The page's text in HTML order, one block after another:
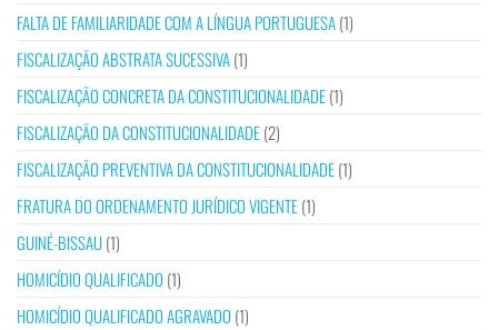
FALTA DE FAMILIARIDADE COM A LÍNGUA PORTUGUESA(1)
FISCALIZAÇÃO ABSTRATA SUCESSIVA(1)
FISCALIZAÇÃO CONCRETA DA CONSTITUCIONALIDADE(1)
FISCALIZAÇÃO DA CONSTITUCIONALIDADE(2)
FISCALIZAÇÃO PREVENTIVA DA CONSTITUCIONALIDADE(1)
FRATURA DO ORDENAMENTO JURÍDICO VIGENTE(1)
GUINÉ-BISSAU(1)
HOMICÍDIO QUALIFICADO (1)
HOMICÍDIO QUALIFICADO AGRAVADO (1)